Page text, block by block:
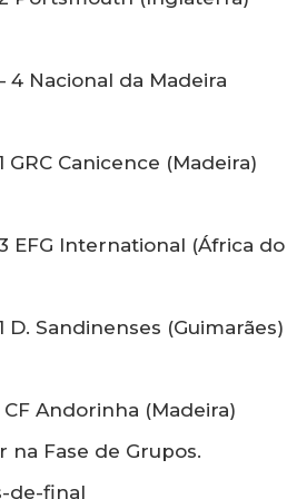
4 Nacional da Madeira
GRC Canicence (Madeira)
EFG International (África
D. Sandinenses (Guimarães)
CF Andorinha (Madeira)
na Fase de Grupos.
de-final